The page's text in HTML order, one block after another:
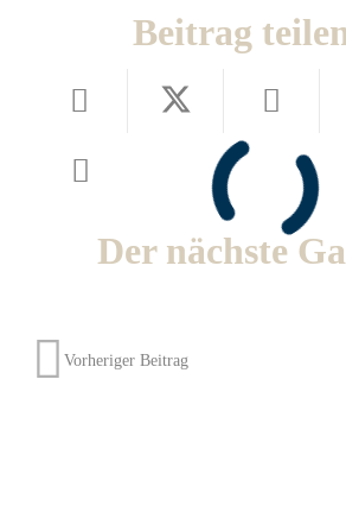
Beitrag
Der nächste
Vorheriger Beitrag